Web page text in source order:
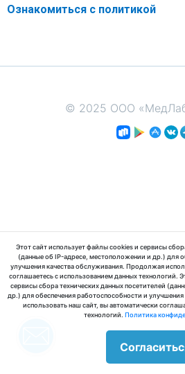
Этот сайт использует файлы cookies и сервисы
(данные об IP-адресе, местоположении и др.) для
улучшения качества обслуживания. Продолжая
соглашаетесь с использованием данных технологий.
сервисы сбора технических данных посетителей
др.) для обеспечения работоспособности и
использовать наш сайт, вы автоматически
технологий. Политика
Ознакомиться с политикой
© 2025 ООО